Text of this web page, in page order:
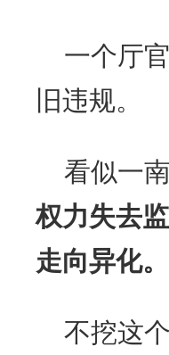
一个厅
旧违规。
看似一
权力失去
走向异化。
不挖这